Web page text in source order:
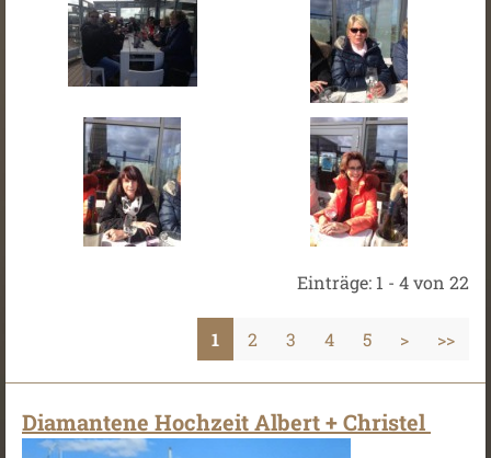
Einträge: 1 - 4 von 22
1 2 3 4 5 > >>
Diamantene Hochzeit Albert + Christel